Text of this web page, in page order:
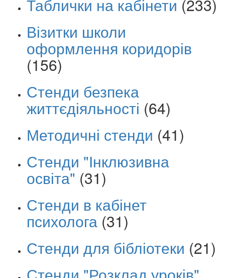
Таблички на кабінети (233)
Візитки школи
оформлення коридорів
(156)
Стенди безпека
життєдіяльності (64)
Методичні стенди (41)
Стенди "Інклюзивна
освіта" (31)
Стенди в кабінет
психолога (31)
Стенди для бібліотеки (21)